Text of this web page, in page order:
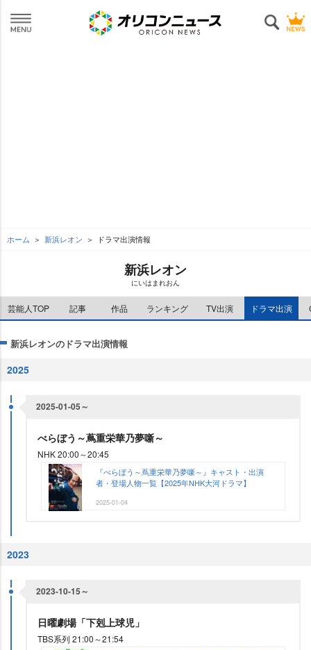
ホーム 新浜レオン ドラマ出演情報
新浜レオン
にいはまれおん
芸能人TOP 記事 作品 ランキング TV出演 ドラマ出演
新浜レオンのドラマ出演情報
2025
2025-01-05～
べらぼう～蔦重栄華乃夢噺～
NHK 20:00～20:45
『べらぼう～蔦重栄華乃夢噺～』キャスト・出演
者・登場人物一覧【2025年NHK大河ドラマ】
2025-01-04
2023
2023-10-15～
日曜劇場「下剋上球児」
TBS系列 21:00～21:54